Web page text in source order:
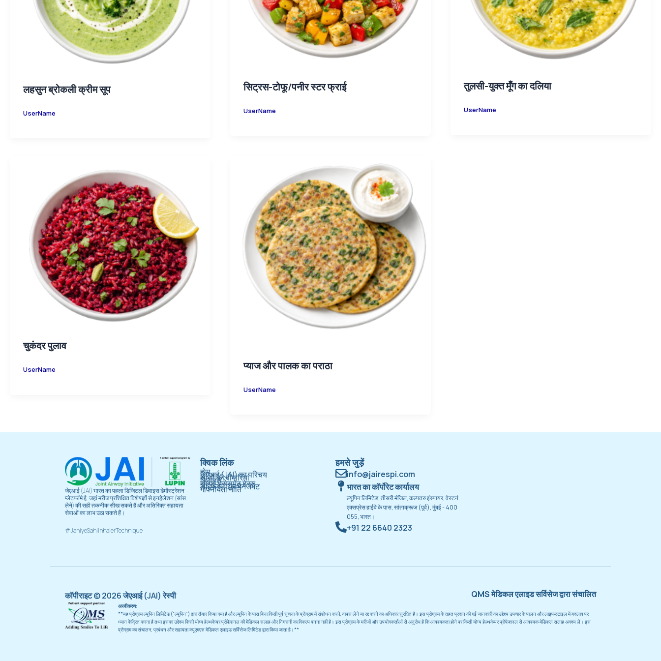
लहसुन ब्रोकली क्रीम सूप
UserName
सिट्रस-टोफू/पनीर स्टर फ्राई
UserName
तुलसी-युक्त मूँग का दलिया
UserName
चुकंदर पुलाव
UserName प्याज और पालक का पराठा
UserName
जेएआई (JAI) भारत का पहला डिजिटल डिवाइस डेमोंस्ट्रेशन
प्लेटफॉर्म है, जहां मरीज प्रशिक्षित विशेषज्ञों से इनहेलेशन (सांस
लेने) की सही तकनीक सीख सकते हैं और अतिरिक्त सहायता
सेवाओं का लाभ उठा सकते हैं।
#JaniyeSahiInhalerTechnique
क्विक लिंक
होम
जेएआई (JAI) का परिचय
सांसों की बीमारियां
डिवाइस
सेल्फ असेसमेंट टेस्ट
लाइफस्टाइल मैनेजमेंट
गोपनीयता नीति
हमसे जुड़ें
info@jairespi.com
भारत का कॉर्पोरेट कार्यालय
ल्यूपिन लिमिटेड, तीसरी मंजिल, कल्पतरु इंस्पायर, वेस्टर्न
एक्सप्रेस हाईवे के पास, सांताक्रूज (पूर्व), मुंबई - 400
055, भारत।
+91 22 6640 2323
कॉपीराइट © 2026 जेएआई (JAI) रेस्पी QMS मेडिकल एलाइड सर्विसेज द्वारा संचालित
अस्वीकरण:
**यह प्रोग्राम ल्यूपिन लिमिटेड (“ल्यूपिन”) द्वारा तैयार किया गया है और ल्यूपिन के पास बिना किसी पूर्व सूचना के प्रोग्राम में संशोधन करने, वापस लेने या रद्द करने का अधिकार सुरक्षित है। इस प्रोग्राम के तहत प्रदान की गई जानकारी का उद्देश्य उपचार के पालन और लाइफस्टाइल में बदलाव पर
ध्यान केंद्रित करना है तथा इसका उद्देश्य किसी योग्य हेल्थकेयर प्रोफेशनल की मेडिकल सलाह और निगरानी का विकल्प बनना नहीं है। इस प्रोग्राम के मरीजों और उपयोगकर्ताओं से अनुरोध है कि आवश्यकता होने पर किसी योग्य हेल्थकेयर प्रोफेशनल से आवश्यक मेडिकल सलाह अवश्य लें। इस
प्रोग्राम का संचालन, प्रबंधन और सहायता क्यूएमएस मेडिकल एलाइड सर्विसेज लिमिटेड द्वारा किया जाता है।**